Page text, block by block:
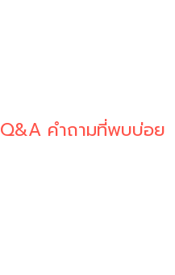
Q&A คำถามที่พบบ่อย